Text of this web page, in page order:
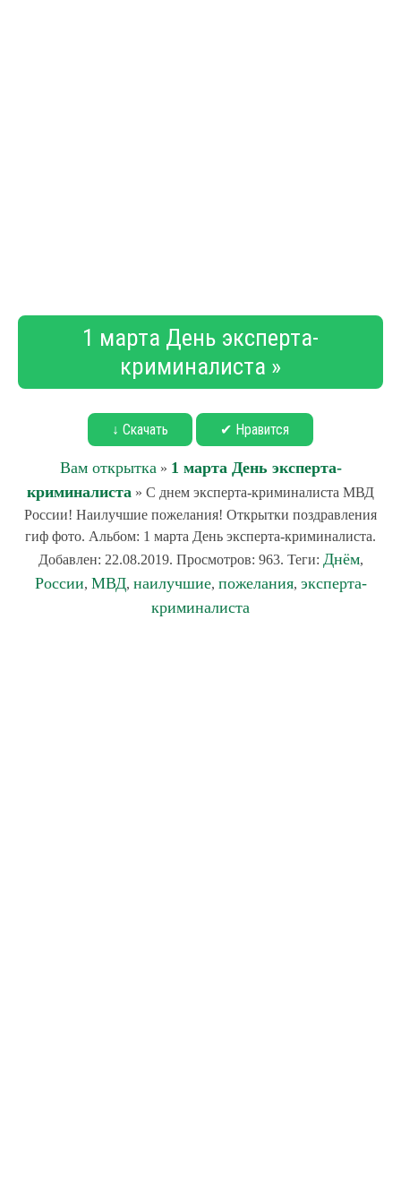
1 марта День эксперта-
криминалиста »
↓ Скачать ✔ Нравится
Вам открытка » 1 марта День эксперта-
криминалиста » С днем эксперта-криминалиста МВД
России! Наилучшие пожелания! Открытки поздравления
гиф фото. Альбом: 1 марта День эксперта-криминалиста.
Добавлен: 22.08.2019. Просмотров: 963. Теги: Днём,
России, МВД, наилучшие, пожелания, эксперта-
криминалиста